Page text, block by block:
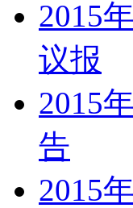
2015
议报
2015
告
2015